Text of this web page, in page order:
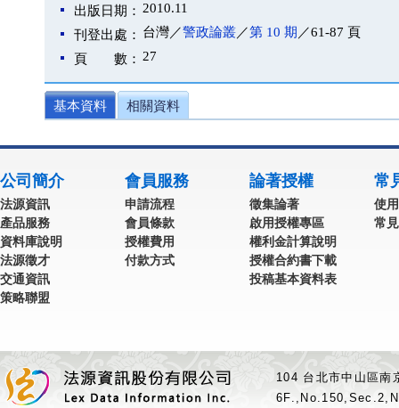
出版日期： 2010.11
刊登出處： 台灣／警政論叢／第 10 期 ／61-87 頁
頁 數： 27
基本資料 相關資料
公司簡介
法源資訊
產品服務
資料庫說明
法源徵才
交通資訊
策略聯盟
會員服務
申請流程
會員條款
授權費用
付款方式
論著授權
徵集論著
啟用授權專區
權利金計算說明
授權合約書下載
投稿基本資料表
常
使
常
104 台北市中山區